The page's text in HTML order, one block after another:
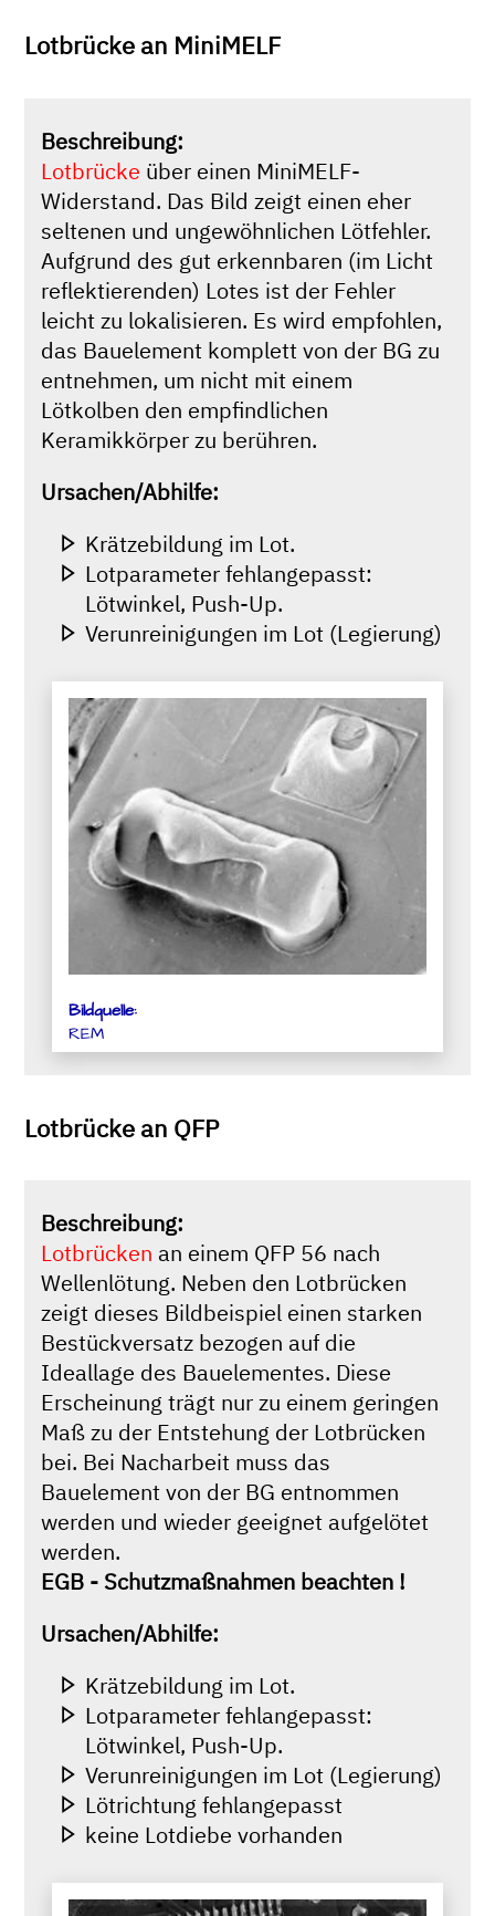
Lotbrücke an MiniMELF
Beschreibung:
Lotbrücke über einen MiniMELF-
Widerstand. Das Bild zeigt einen eher
seltenen und ungewöhnlichen Lötfehler.
Aufgrund des gut erkennbaren (im Licht
reflektierenden) Lotes ist der Fehler
leicht zu lokalisieren. Es wird empfohlen,
das Bauelement komplett von der BG zu
entnehmen, um nicht mit einem
Lötkolben den empfindlichen
Keramikkörper zu berühren.
Ursachen/Abhilfe:
Krätzebildung im Lot.
Lotparameter fehlangepasst:
Lötwinkel, Push-Up.
Verunreinigungen im Lot (Legierung)
Bildquelle:
REM
Lotbrücke an QFP
Beschreibung:
Lotbrücken an einem QFP 56 nach
Wellenlötung. Neben den Lotbrücken
zeigt dieses Bildbeispiel einen starken
Bestückversatz bezogen auf die
Ideallage des Bauelementes. Diese
Erscheinung trägt nur zu einem geringen
Maß zu der Entstehung der Lotbrücken
bei. Bei Nacharbeit muss das
Bauelement von der BG entnommen
werden und wieder geeignet aufgelötet
werden.
EGB - Schutzmaßnahmen beachten !
Ursachen/Abhilfe:
Krätzebildung im Lot.
Lotparameter fehlangepasst:
Lötwinkel, Push-Up.
Verunreinigungen im Lot (Legierung)
Lötrichtung fehlangepasst
keine Lotdiebe vorhanden